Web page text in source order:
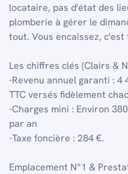
locataire, pas d'état des
plomberie à gérer le
tout. Vous encaissez, c'est
Les chiffres clés (Clairs &
-Revenu annuel garanti : 4
TTC versés fidèlement
-Charges mini : Environ
par an
-Taxe foncière : 284 €.
Emplacement N°1 &